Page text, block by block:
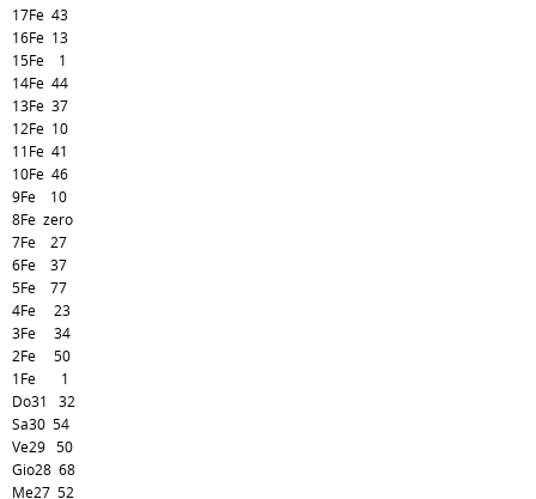
17Fe 43
16Fe 13
15Fe 1
14Fe 44
13Fe 37
12Fe 10
11Fe 41
10Fe 46
9Fe 10
8Fe zero
7Fe 27
6Fe 37
5Fe 77
4Fe 23
3Fe 34
2Fe 50
1Fe 1
Do31 32
Sa30 54
Ve29 50
Gio28 68
Me27 52